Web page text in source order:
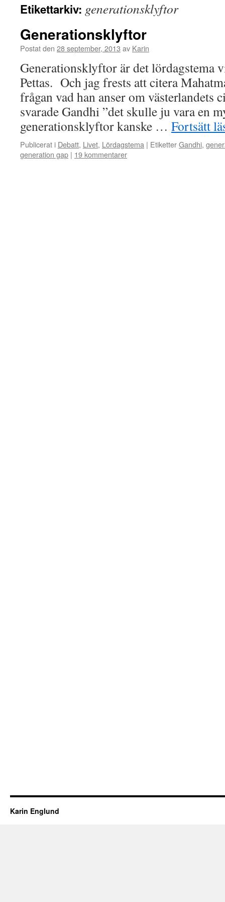
Etikettarkiv: generationsklyftor
Generationsklyftor
Postat den 28 september, 2013 av Karin
Generationsklyftor är det lördagstema
Pettas. Och jag frests att citera
frågan vad han anser om västerlandets
svarade Gandhi ”det skulle ju vara en
generationsklyftor kanske … Fortsätt
Publicerat i Debatt, Livet, Lördagstema | EtiketterGandhi,
generation gap | 19 kommentarer
Karin Englund